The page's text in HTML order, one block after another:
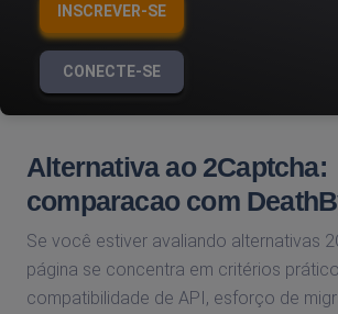
INSCREVER-SE
CONECTE-SE
Alternativa ao 2Captcha:
comparacao com
Se você estiver avaliando alternativas
página se concentra em critérios
compatibilidade de API, esforço de